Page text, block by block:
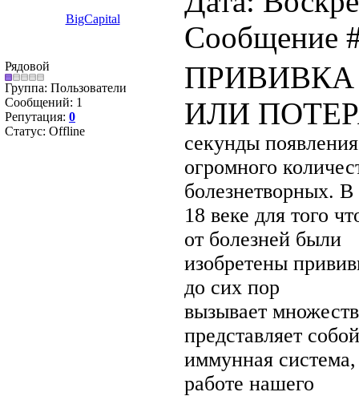
BigCapital
Сообщение
Рядовой
Группа: Пользователи
Сообщений: 1
Репутация: 0
Статус: Offline
ПРИВИВКА
ИЛИ
секунды
огромного
болезнетворных. В
18 веке для того
от болезней были
изобретены
до сих пор
вызывает
представляет собой
иммунная
работе нашего